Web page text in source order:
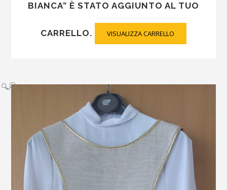
BIANCA” È STATO AGGIUNTO AL TUO
CARRELLO. VISUALIZZA CARRELLO
🔍